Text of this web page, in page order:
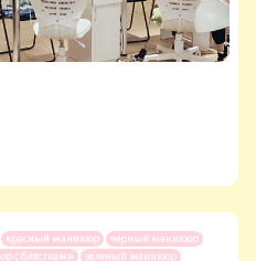
красный маникюр
черный маникюр
с блестками зеленый маникюр